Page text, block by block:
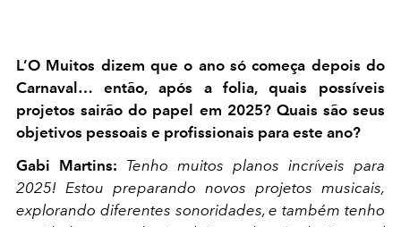
L’O Muitos dizem que o ano só começa depois do
Carnaval… então, após a folia, quais possíveis
projetos sairão do papel em 2025? Quais são seus
objetivos pessoais e profissionais para este ano?
Gabi Martins: Tenho muitos planos incríveis para
2025! Estou preparando novos projetos musicais,
explorando diferentes sonoridades, e também tenho